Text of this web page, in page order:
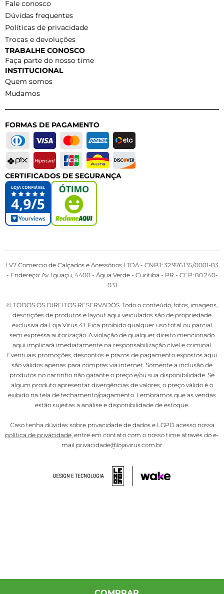
Fale conosco
Dúvidas frequentes
Políticas de privacidade
Trocas e devoluções
TRABALHE CONOSCO
Faça parte do nosso time
INSTITUCIONAL
Quem somos
Mudamos
FORMAS DE PAGAMENTO
CERTIFICADOS DE SEGURANÇA
LV7 Comercio de Calçados e Acessórios LTDA - CNPJ: 32.976.135/0001-83
- Endereço: Av. Iguaçu, 4400 - Água Verde - Curitiba - PR - CEP: 80.240-
031
© TODOS OS DIREITOS RESERVADOS. Todo o conteúdo, fotos, imagens,
descrições de produtos e layout aqui veiculados são de propriedade
exclusiva da Loja Virus 41. Fica proibido qualquer uso total ou parcial
sem expressa autorização. A violação de qualquer direito mencionado
aqui implicará imediatamente na responsabilização cível e criminal.
Eventuais promoções, descontos e prazos de pagamento expostos aqui
são válidos apenas para compras via internet. Somente a inclusão de
produtos no carrinho não garante o preço e/ou sua disponibilidade. Se
algum produto apresentar divergências de valores, o preço válido é o
exibido na tela de fechamento/pagamento. Lembramos que as vendas
estão sujeitas a análise e disponibilidade de estoque.
Caso tenha dúvidas sobre privacidade de dados e LGPD acesso nossa
política de privacidade , entre em contato com o nosso time através do e-
mail privacidade@lojavirus.com.br